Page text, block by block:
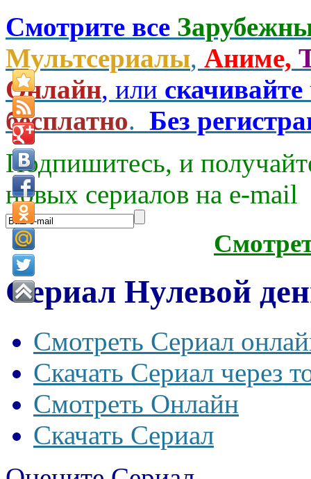
Смотрите все
Мультсериалы, Аниме,
Онлайн, или скачивайте
бесплатно. Без
Подпишитесь, и
новых сериалов на e-mаil
Сериал Нулевой
Смотреть Сериал
Скачать Сериал через
Смотреть Онлайн
Скачать Сериал